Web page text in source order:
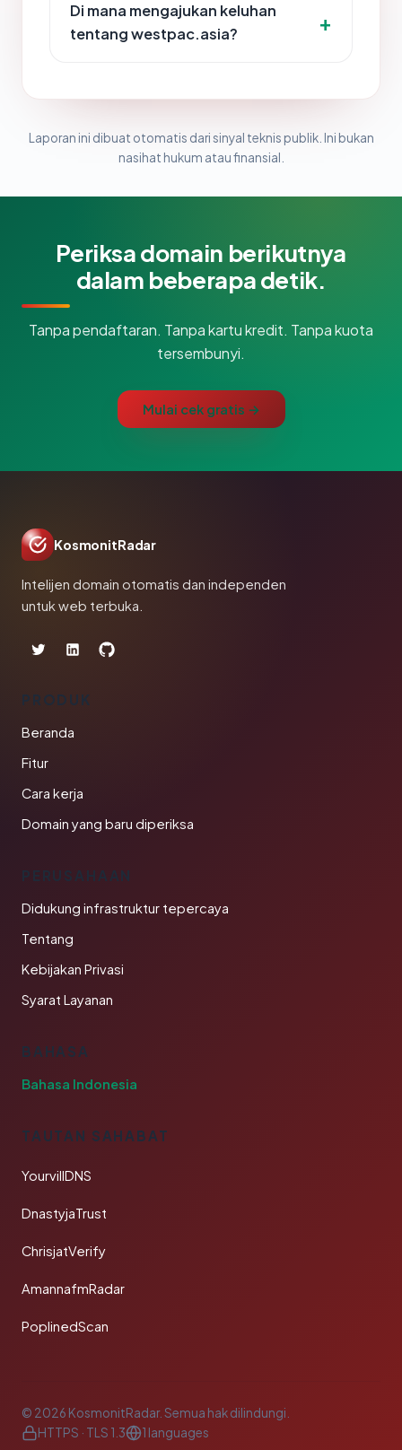
Di mana mengajukan keluhan
tentang westpac.asia?
Laporan ini dibuat otomatis dari sinyal teknis publik. Ini bukan
nasihat hukum atau finansial.
Periksa domain berikutnya
dalam beberapa detik.
Tanpa pendaftaran. Tanpa kartu kredit. Tanpa kuota
tersembunyi.
Mulai cek gratis →
KosmonitRadar
Intelijen domain otomatis dan independen
untuk web terbuka.
PRODUK
Beranda
Fitur
Cara kerja
Domain yang baru diperiksa
PERUSAHAAN
Didukung infrastruktur tepercaya
Tentang
Kebijakan Privasi
Syarat Layanan
BAHASA
Bahasa Indonesia
TAUTAN SAHABAT
YourvillDNS
DnastyjaTrust
ChrisjatVerify
AmannafmRadar
PoplinedScan
© 2026 KosmonitRadar. Semua hak dilindungi.
HTTPS · TLS 1.3
1 languages